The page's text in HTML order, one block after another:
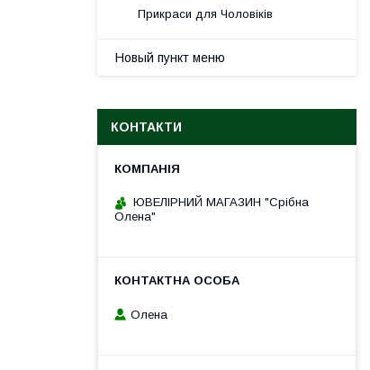
Прикраси для Чоловіків
Новый пункт меню
КОНТАКТИ
ЮВЕЛІРНИЙ МАГАЗИН "Срібна
Олена"
Олена